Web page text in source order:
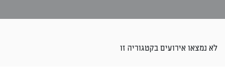
לא נמצאו אירועים בקטגוריה זו